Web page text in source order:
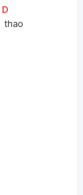
[D
thao